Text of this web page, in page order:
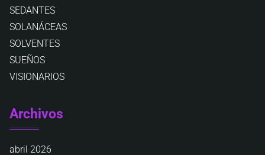
SEDANTES
SOLANÁCEAS
SOLVENTES
SUEÑOS
VISIONARIOS
Archivos
abril 2026